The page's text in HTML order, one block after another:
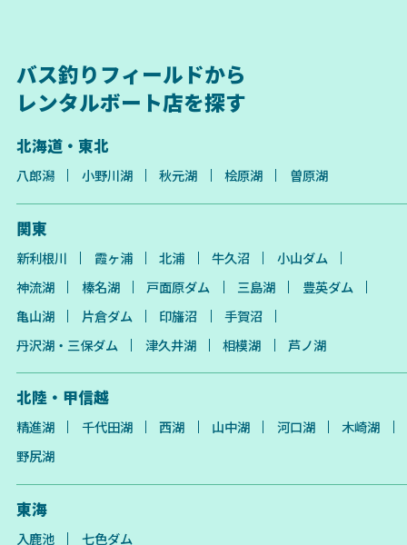
バス釣りフィールドから
レンタルボート店を探す
北海道・東北
八郎潟 小野川湖 秋元湖 桧原湖 曽原湖
関東
新利根川 霞ヶ浦 北浦 牛久沼
小山ダム
神流湖
榛名湖 戸面原ダム 三島湖
豊英ダム
亀山湖
片倉ダム 印旛沼
手賀沼
丹沢湖・三保ダム
津久井湖 相模湖 芦ノ湖
北陸・甲信越
精進湖 千代田湖 西湖 山中湖 河口湖
木崎湖
野尻湖
東海
入鹿池 七色ダム